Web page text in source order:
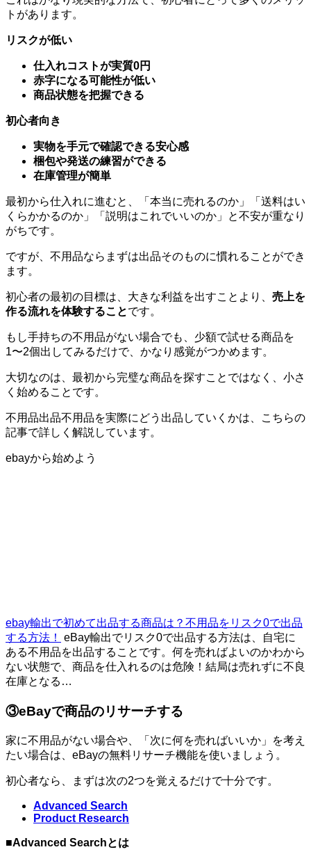
トがあります。
リスクが低い
仕入れコストが実質0円
赤字になる可能性が低い
商品状態を把握できる
初心者向き
実物を手元で確認できる安心感
梱包や発送の練習ができる
在庫管理が簡単
最初から仕入れに進むと、「本当に売れるのか」「送料はい
くらかかるのか」「説明はこれでいいのか」と不安が重なり
がちです。
ですが、不用品ならまずは出品そのものに慣れることができ
ます。
初心者の最初の目標は、大きな利益を出すことより、 売上を
作る流れを体験することです。
もし手持ちの不用品がない場合でも、少額で試せる商品を
1〜2個出してみるだけで、かなり感覚がつかめます。
大切なのは、最初から完璧な商品を探すことではなく、小さ
く始めることです。
不用品出品不用品を実際にどう出品していくかは、こちらの
記事で詳しく解説しています。
ebayから始めよう
ebay輸出で初めて出品する商品は？不用品をリスク0で出品
する方法！
eBay輸出でリスク0で出品する方法は、自宅に
ある不用品を出品することです。何を売ればよいのかわから
ない状態で、商品を仕入れるのは危険！結局は売れずに不良
在庫となる…
③eBayで商品のリサーチする
家に不用品がない場合や、「次に何を売ればいいか」を考え
たい場合は、eBayの無料リサーチ機能を使いましょう。
初心者なら、まずは次の2つを覚えるだけで十分です。
Advanced Search
Product Research
■Advanced Searchとは